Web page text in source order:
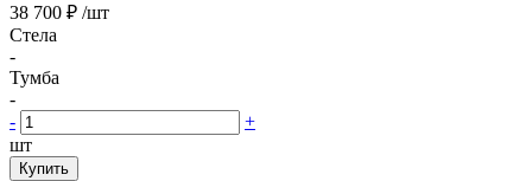
38 700 ₽ /шт
Стела
-
Тумба
-
-
+
шт
Купить